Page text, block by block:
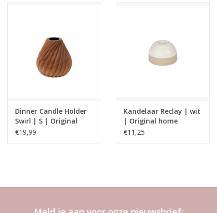
Dinner Candle Holder
Swirl | S | Original
Home
€19,99
Kandelaar Reclay | wit
| Original home
€11,25